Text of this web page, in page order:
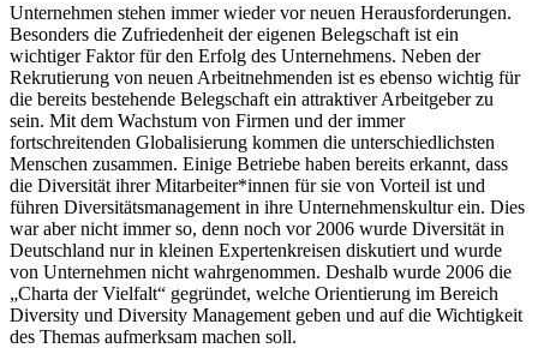
Unternehmen stehen immer wieder vor neuen Herausforderungen.
Besonders die Zufriedenheit der eigenen Belegschaft ist ein
wichtiger Faktor für den Erfolg des Unternehmens. Neben der
Rekrutierung von neuen Arbeitnehmenden ist es ebenso wichtig für
die bereits bestehende Belegschaft ein attraktiver Arbeitgeber zu
sein. Mit dem Wachstum von Firmen und der immer
fortschreitenden Globalisierung kommen die unterschiedlichsten
Menschen zusammen. Einige Betriebe haben bereits erkannt, dass
die Diversität ihrer Mitarbeiter*innen für sie von Vorteil ist und
führen Diversitätsmanagement in ihre Unternehmenskultur ein. Dies
war aber nicht immer so, denn noch vor 2006 wurde Diversität in
Deutschland nur in kleinen Expertenkreisen diskutiert und wurde
von Unternehmen nicht wahrgenommen. Deshalb wurde 2006 die
„Charta der Vielfalt“ gegründet, welche Orientierung im Bereich
Diversity und Diversity Management geben und auf die Wichtigkeit
des Themas aufmerksam machen soll.